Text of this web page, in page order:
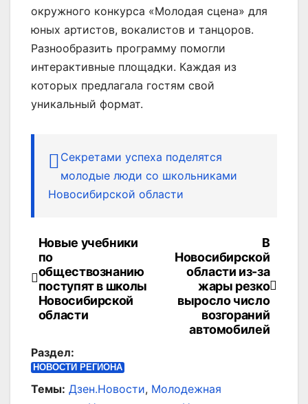
окружного конкурса «Молодая сцена» для
юных артистов, вокалистов и танцоров.
Разнообразить программу помогли
интерактивные площадки. Каждая из
которых предлагала гостям свой
уникальный формат.
Секретами успеха поделятся
молодые люди со школьниками
Новосибирской области
Навигация
по
записям
В
Новосибирской
области из-за
жары резко
выросло число
возгораний
автомобилей
Новые учебники
по
обществознанию
поступят в школы
Новосибирской
области
Раздел:
НОВОСТИ РЕГИОНА
Темы: Дзен.Новости, Молодежная